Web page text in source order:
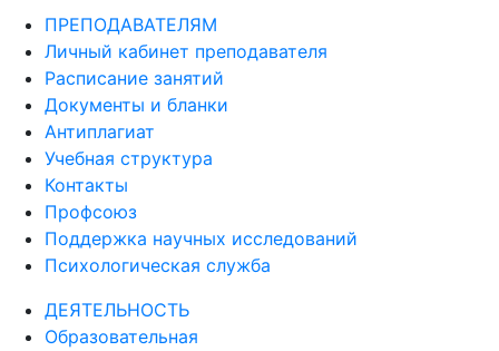
ПРЕПОДАВАТЕЛЯМ
Личный кабинет преподавателя
Расписание занятий
Документы и бланки
Антиплагиат
Учебная структура
Контакты
Профсоюз
Поддержка научных исследований
Психологическая служба
ДЕЯТЕЛЬНОСТЬ
Образовательная